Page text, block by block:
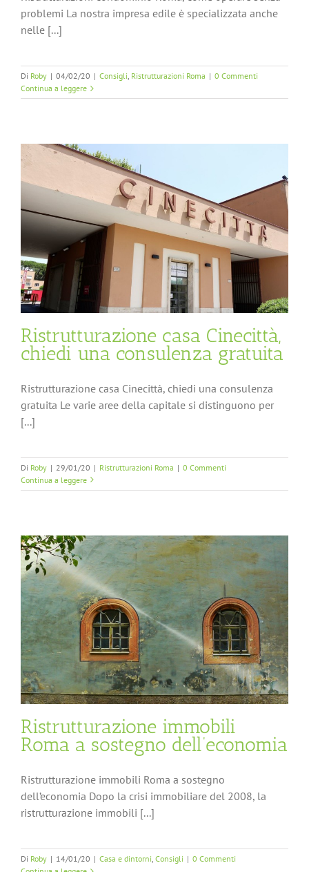
problemi La nostra impresa edile è specializzata anche
nelle [...]
Di Roby | 04/02/20 | Consigli, Ristrutturazioni Roma | 0 Commenti
Continua a leggere
Ristrutturazione casa Cinecittà,
chiedi una consulenza gratuita
Ristrutturazione casa Cinecittà, chiedi una consulenza
gratuita Le varie aree della capitale si distinguono per
[...]
Di Roby | 29/01/20 | Ristrutturazioni Roma | 0 Commenti
Continua a leggere
Ristrutturazione immobili
Roma a sostegno dell’economia
Ristrutturazione immobili Roma a sostegno
dell’economia Dopo la crisi immobiliare del 2008, la
ristrutturazione immobili [...]
Di Roby | 14/01/20 | Casa e dintorni, Consigli | 0 Commenti